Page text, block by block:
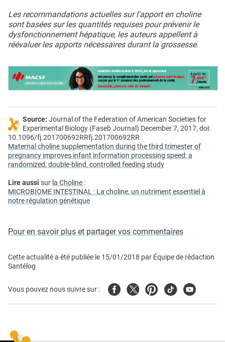
Les recommandations actuelles sur l'apport en choline
sont basées sur les quantités requises pour prévenir le
dysfonctionnement hépatique, les auteurs appellent à
réévaluer les apports nécessaires durant la grossesse.
Source: Journal of the Federation of American Societies for
Experimental Biology (Faseb Journal) December 7, 2017, doi:
10.1096/fj.201700692RRfj.201700692RR
Maternal choline supplementation during the third trimester of
pregnancy improves infant information processing speed: a
randomized, double-blind, controlled feeding study
Lire aussi sur la Choline :
MICROBIOME INTESTINAL : La choline, un nutriment essentiel à
notre régulation génétique
Pour en savoir plus et partager vos commentaires
Cette actualité a été publiée le 15/01/2018 par Équipe de rédaction
Santélog
Vous pouvez nous suivre sur : FacebookTwitterPinterest
TiktokYoutube